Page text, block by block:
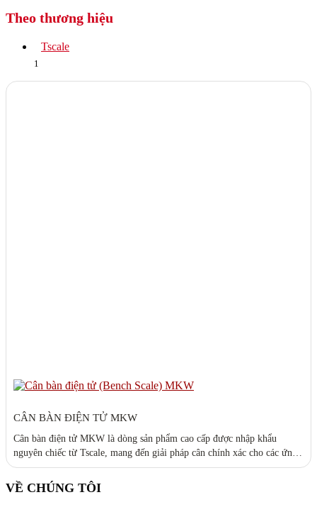
Theo thương hiệu
Tscale
1
CÂN BÀN ĐIỆN TỬ MKW
Cân bàn điện tử MKW là dòng sản phẩm cao cấp được nhập khẩu
nguyên chiếc từ Tscale, mang đến giải pháp cân chính xác cho các ứng
dụng công nghiệp và thương mại. Cân SKW đáp ứng đầy đủ các tiêu
chí của người dùng như độ phân giải cao, kích thước nhỏ gọn,...
VỀ CHÚNG TÔI